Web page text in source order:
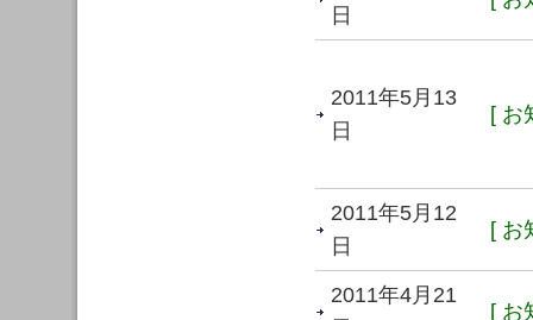
日
2011年5月13
日
[ お
2011年5月12
日
[ お
2011年4月21
[ お